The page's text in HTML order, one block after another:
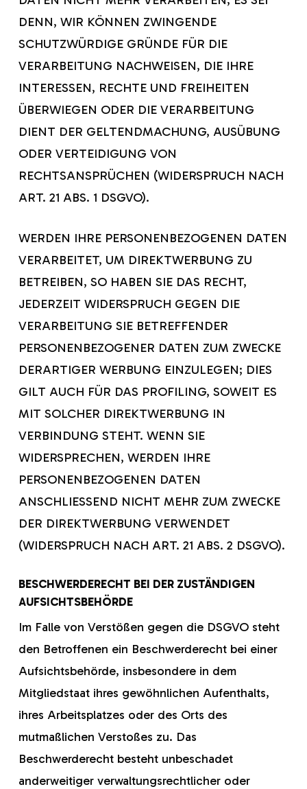
DENN, WIR KÖNNEN ZWINGENDE
SCHUTZWÜRDIGE GRÜNDE FÜR DIE
VERARBEITUNG NACHWEISEN, DIE IHRE
INTERESSEN, RECHTE UND FREIHEITEN
ÜBERWIEGEN ODER DIE VERARBEITUNG
DIENT DER GELTENDMACHUNG, AUSÜBUNG
ODER VERTEIDIGUNG VON
RECHTSANSPRÜCHEN (WIDERSPRUCH NACH
ART. 21 ABS. 1 DSGVO).
WERDEN IHRE PERSONENBEZOGENEN DATEN
VERARBEITET, UM DIREKTWERBUNG ZU
BETREIBEN, SO HABEN SIE DAS RECHT,
JEDERZEIT WIDERSPRUCH GEGEN DIE
VERARBEITUNG SIE BETREFFENDER
PERSONENBEZOGENER DATEN ZUM ZWECKE
DERARTIGER WERBUNG EINZULEGEN; DIES
GILT AUCH FÜR DAS PROFILING, SOWEIT ES
MIT SOLCHER DIREKTWERBUNG IN
VERBINDUNG STEHT. WENN SIE
WIDERSPRECHEN, WERDEN IHRE
PERSONENBEZOGENEN DATEN
ANSCHLIESSEND NICHT MEHR ZUM ZWECKE
DER DIREKTWERBUNG VERWENDET
(WIDERSPRUCH NACH ART. 21 ABS. 2 DSGVO).
BESCHWERDE­RECHT BEI DER ZUSTÄNDIGEN
AUFSICHTS­BEHÖRDE
Im Falle von Verstößen gegen die DSGVO steht
den Betroffenen ein Beschwerderecht bei einer
Aufsichtsbehörde, insbesondere in dem
Mitgliedstaat ihres gewöhnlichen Aufenthalts,
ihres Arbeitsplatzes oder des Orts des
mutmaßlichen Verstoßes zu. Das
Beschwerderecht besteht unbeschadet
anderweitiger verwaltungsrechtlicher oder